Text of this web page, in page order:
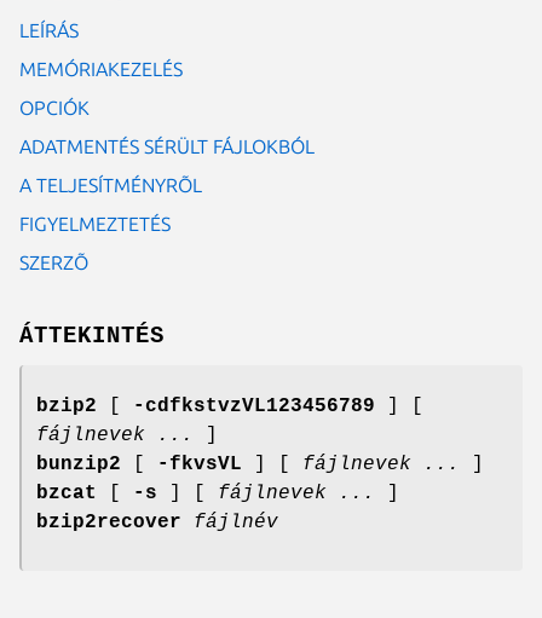
LEÍRÁS
MEMÓRIAKEZELÉS
OPCIÓK
ADATMENTÉS SÉRÜLT FÁJLOKBÓL
A TELJESÍTMÉNYRÕL
FIGYELMEZTETÉS
SZERZÕ
ÁTTEKINTÉS
bzip2 -cdfkstvzVL123456789
fájlnevek ...
bunzip2
-fkvsVL fájlnevek ...
bzcat
-s fájlnevek ...
bzip2recover
fájlnév